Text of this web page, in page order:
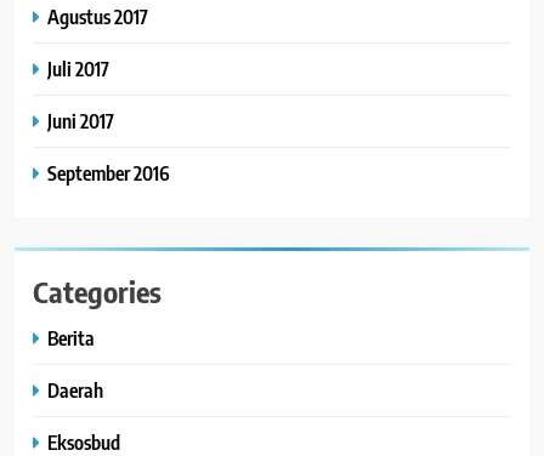
Agustus 2017
Juli 2017
Juni 2017
September 2016
Categories
Berita
Daerah
Eksosbud